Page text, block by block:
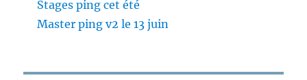
Stages ping cet été
Master ping v2 le 13 juin